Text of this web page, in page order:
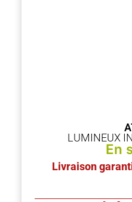
LUMINEUX
En
Livraison